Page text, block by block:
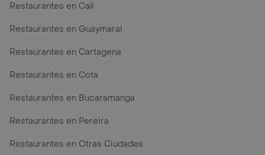
Restaurantes en Cali
Restaurantes en Guaymaral
Restaurantes en Cartagena
Restaurantes en Cota
Restaurantes en Bucaramanga
Restaurantes en Pereira
Restaurantes en Otras Ciudades